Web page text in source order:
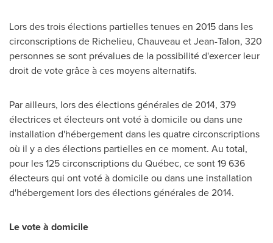
Lors des trois élections partielles tenues en 2015 dans les
circonscriptions de Richelieu, Chauveau et Jean-Talon, 320
personnes se sont prévalues de la possibilité d'exercer leur
droit de vote grâce à ces moyens alternatifs.
Par ailleurs, lors des élections générales de 2014, 379
électrices et électeurs ont voté à domicile ou dans une
installation d'hébergement dans les quatre circonscriptions
où il y a des élections partielles en ce moment. Au total,
pour les 125 circonscriptions du Québec, ce sont 19 636
électeurs qui ont voté à domicile ou dans une installation
d'hébergement lors des élections générales de 2014.
Le vote à domicile